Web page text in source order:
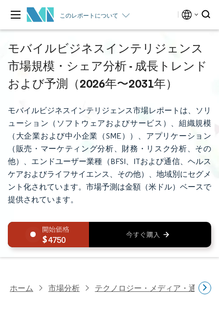
このレポートについて
モバイルビジネスインテリジェンス
市場規模・シェア分析 - 成長トレンド
および予測（2026年〜2031年）
モバイルビジネスインテリジェンス市場レポートは、ソリ
ューション（ソフトウェアおよびサービス）、組織規模
（大企業および中小企業（SME））、アプリケーション
（販売・マーケティング分析、財務・リスク分析、その
他）、エンドユーザー業種（BFSI、ITおよび通信、ヘルス
ケアおよびライフサイエンス、その他）、地域別にセグメ
ント化されています。市場予測は金額（米ドル）ベースで
提供されています。
4750
ホーム 市場分析 テクノロジー・メディア・通信研